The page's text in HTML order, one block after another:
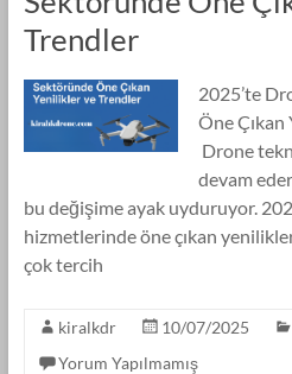
Trendler
2025’te
Öne
Drone
devam
bu değişime ayak uyduruyor.
hizmetlerinde öne çıkan
çok tercih
kiralkdr 10/07/2025
Yorum Yapılmamış